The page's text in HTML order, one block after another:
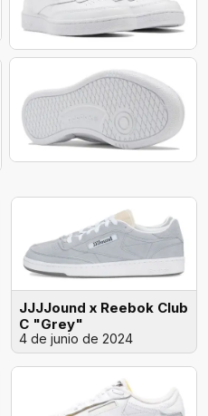
JJJJound x Reebok Club
C "Grey"
4 de junio de 2024